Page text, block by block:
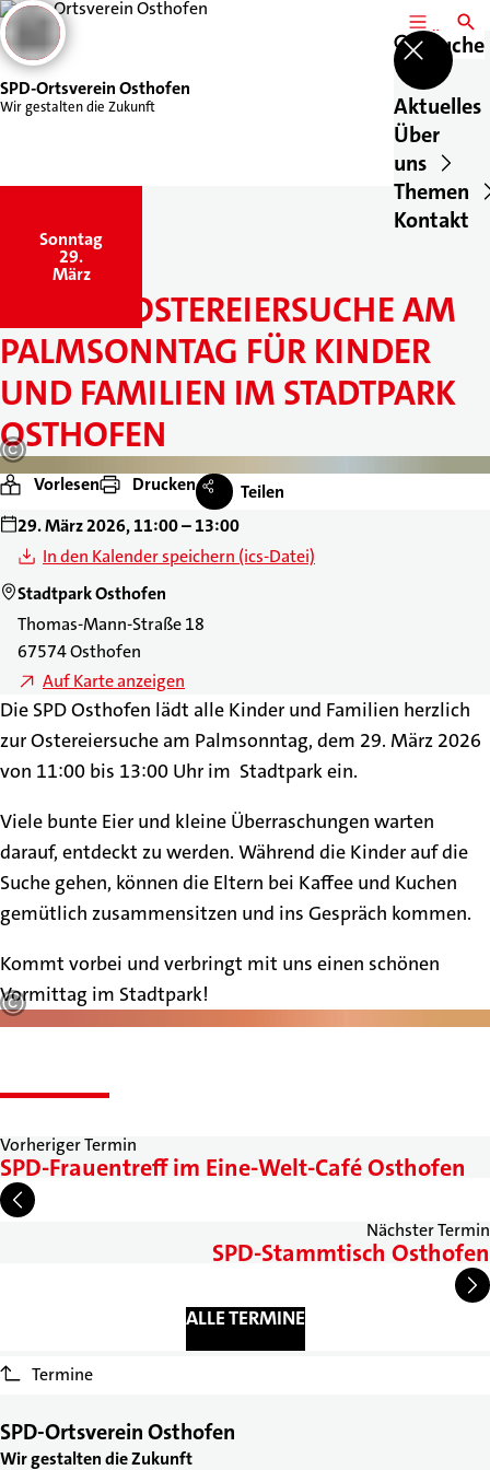
SPD-Ortsverein Osthofen
Wir gestalten die Zukunft
MENÜSuche
Aktuelles
Über
uns
Themen
Kontakt
Sonntag
29.
März
GROSSE OSTEREIERSUCHE AM P
ALMSONNTAG FÜR KINDER U
ND FAMILIEN IM STADTPARK O
STHOFEN
Vorlesen Drucken
Teilen
29. März 2026, 11:00 – 13:00
In den Kalender speichern (ics-Datei)
Stadtpark Osthofen
Thomas-Mann-Straße 18
67574 Osthofen
Auf Karte anzeigen
Die SPD Osthofen lädt alle Kinder und Familien herzlich
zur Ostereiersuche am Palmsonntag, dem 29. März 2026
von 11:00 bis 13:00 Uhr im Stadtpark ein.
Viele bunte Eier und kleine Überraschungen warten
darauf, entdeckt zu werden. Während die Kinder auf die
Suche gehen, können die Eltern bei Kaffee und Kuchen
gemütlich zusammensitzen und ins Gespräch kommen.
Kommt vorbei und verbringt mit uns einen schönen
Vormittag im Stadtpark!
Vorheriger Termin
SPD-Frauentreff im Eine-Welt-Café Osthofen
Nächster Termin
SPD-Stammtisch Osthofen
ALLE TERMINE
Termine
SPD-Ortsverein Osthofen
Wir gestalten die Zukunft